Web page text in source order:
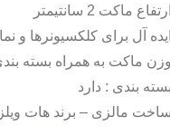
ارتفاع ماکت 2 سانتیمتر
ایده آل برای کلکسیونرها و
وزن ماکت به همراه بسته بندی
بسته بندی : دارد
ساخت مالزی – برند هات